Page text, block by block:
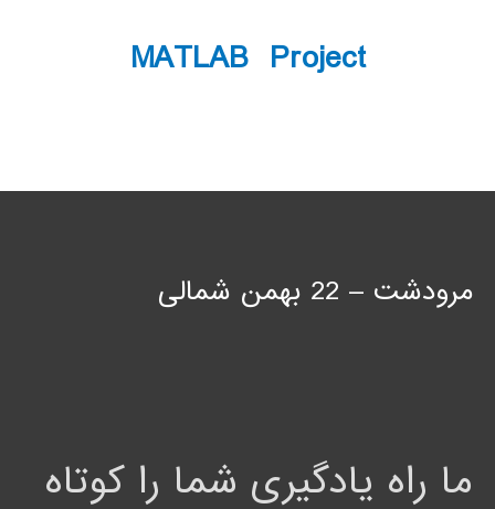
MATLAB Project
مرودشت – 22 بهمن شمالی
ما راه یادگیری شما را کوتاه